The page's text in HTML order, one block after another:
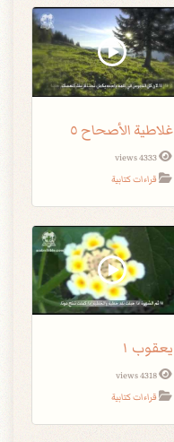
غلاطية الأصحاح ٥
4333 views
قراءات كتابية
يعقوب ١
4318 views
قراءات كتابية